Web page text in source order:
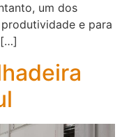
um dos
e para